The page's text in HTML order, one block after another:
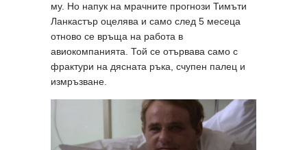
му. Но напук на мрачните прогнози Тимъти
Ланкастър оцелява и само след 5 месеца
отново се връща на работа в
авиокомпанията. Той се отървава само с
фрактури на дясната ръка, счупен палец и
измръзване.